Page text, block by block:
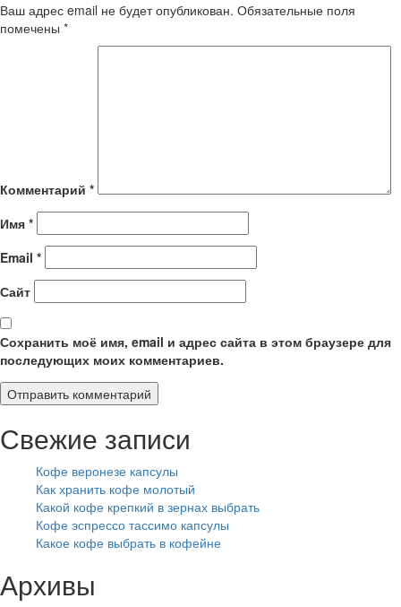
Ваш адрес email не будет опубликован. Обязательные поля
помечены *
Комментарий *
Имя *
Email *
Сайт
Сохранить моё имя, email и адрес сайта в этом браузере для
последующих моих комментариев.
Свежие записи
Кофе веронезе капсулы
Как хранить кофе молотый
Какой кофе крепкий в зернах выбрать
Кофе эспрессо тассимо капсулы
Какое кофе выбрать в кофейне
Архивы